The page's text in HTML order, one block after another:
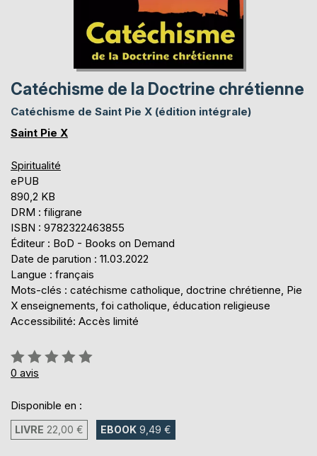
Catéchisme de la Doctrine chrétienne
Catéchisme de Saint Pie X (édition intégrale)
Saint Pie X
Spiritualité
ePUB
890,2 KB
DRM : filigrane
ISBN : 9782322463855
Éditeur : BoD - Books on Demand
Date de parution : 11.03.2022
Langue : français
Mots-clés : catéchisme catholique, doctrine chrétienne, Pie
X enseignements, foi catholique, éducation religieuse
Accessibilité: Accès limité
Évaluation:
0%
0 avis
Disponible en :
LIVRE 22,00 € EBOOK 9,49 €